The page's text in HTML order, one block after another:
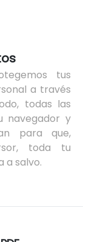
tus
a través
todas las
navegador y
para que,
toda tu
a salvo.